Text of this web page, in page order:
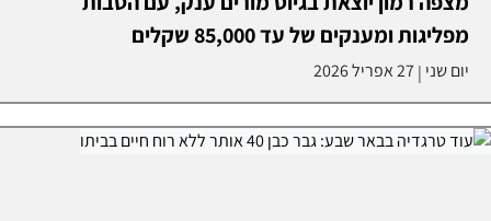
מפליגות ומענקים של עד 85,000 שקלים
יום שני |27 אפריל 2026